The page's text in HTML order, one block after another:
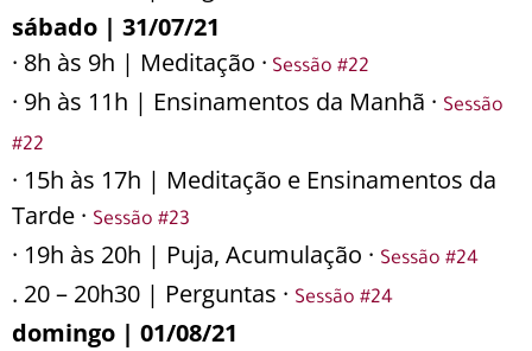
sábado | 31/07/21
· 8h às 9h | Meditação · Sessão #22
· 9h às 11h | Ensinamentos da Manhã · Sessão
#22
· 15h às 17h | Meditação e Ensinamentos da
Tarde · Sessão #23
· 19h às 20h | Puja, Acumulação · Sessão #24
. 20 – 20h30 | Perguntas · Sessão #24
domingo | 01/08/21